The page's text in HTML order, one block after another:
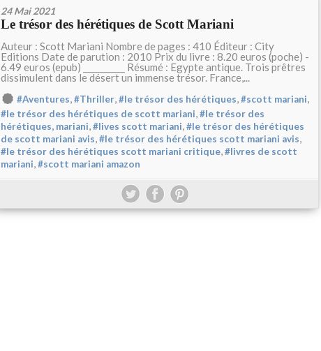
24 Mai 2021
Le trésor des hérétiques de Scott Mariani
Auteur : Scott Mariani Nombre de pages : 410 Éditeur : City
Editions Date de parution : 2010 Prix du livre : 8.20 euros (poche) -
6.49 euros (epub) __________ Résumé : Egypte antique. Trois prêtres
dissimulent dans le désert un immense trésor. France,...
#Aventures,#Thriller,#le trésor des hérétiques,#scott mariani,
#le trésor des hérétiques de scott mariani,#le trésor des
hérétiques, mariani,#lives scott mariani,#le trésor des hérétiques
de scott mariani avis,#le trésor des hérétiques scott mariani avis,
#le trésor des hérétiques scott mariani critique,#livres de scott
mariani,#scott mariani amazon